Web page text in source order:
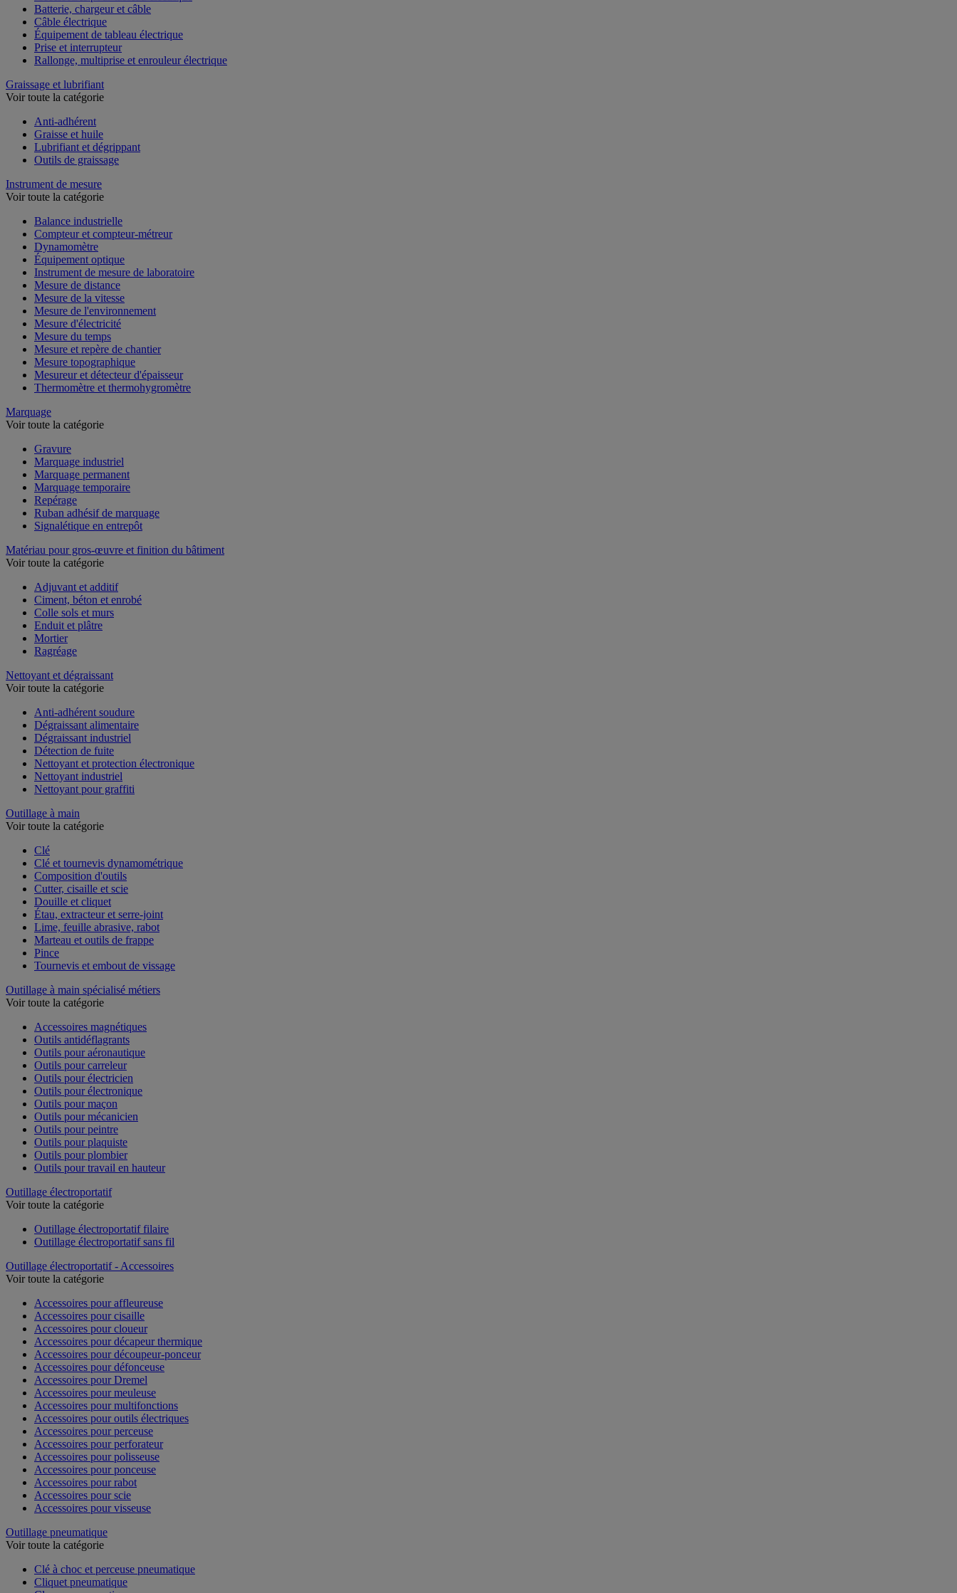
Accessoires pour tableau électrique
Batterie, chargeur et câble
Câble électrique
Équipement de tableau électrique
Prise et interrupteur
Graissage et lubrifiant
Anti-adhérent
Graisse et huile
Lubrifiant et dégrippant
Instrument de mesure
Balance industrielle
Compteur et compteur-métreur
Dynamomètre
Équipement optique
Instrument de mesure de laboratoire
Mesure de distance
Mesure de la vitesse
Mesure de l'environnement
Mesure d'électricité
Mesure du temps
Mesure et repère de chantier
Mesure topographique
Mesureur et détecteur d'épaisseur
Marquage
Gravure
Marquage industriel
Marquage permanent
Marquage temporaire
Repérage
Ruban adhésif de marquage
Matériau pour gros-œuvre et finition du bâtiment
Adjuvant et additif
Ciment, béton et enrobé
Colle sols et murs
Enduit et plâtre
Mortier
Nettoyant et dégraissant
Anti-adhérent soudure
Dégraissant alimentaire
Dégraissant industriel
Détection de fuite
Nettoyant et protection électronique
Nettoyant industriel
Outillage à main
Clé
Clé et tournevis dynamométrique
Composition d'outils
Cutter, cisaille et scie
Douille et cliquet
Étau, extracteur et serre-joint
Lime, feuille abrasive, rabot
Marteau et outils de frappe
Pince
Outillage à main spécialisé métiers
Accessoires magnétiques
Outils antidéflagrants
Outils pour aéronautique
Outils pour carreleur
Outils pour électricien
Outils pour électronique
Outils pour maçon
Outils pour mécanicien
Outils pour peintre
Outils pour plaquiste
Outils pour plombier
Outillage électroportatif
Outillage électroportatif filaire
Outillage électroportatif - Accessoires
Accessoires pour affleureuse
Accessoires pour cisaille
Accessoires pour cloueur
Accessoires pour décapeur thermique
Accessoires pour découpeur-ponceur
Accessoires pour défonceuse
Accessoires pour Dremel
Accessoires pour meuleuse
Accessoires pour multifonctions
Accessoires pour outils électriques
Accessoires pour perceuse
Accessoires pour perforateur
Accessoires pour polisseuse
Accessoires pour ponceuse
Accessoires pour rabot
Accessoires pour scie
Outillage pneumatique
Clé à choc et perceuse pneumatique